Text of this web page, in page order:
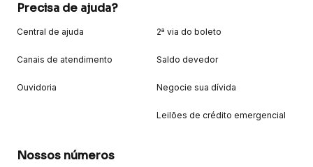
Precisa de ajuda?
Central de ajuda
Canais de atendimento
Ouvidoria
2ª via do boleto
Saldo devedor
Negocie sua dívida
Leilões de crédito emergencial
Nossos números